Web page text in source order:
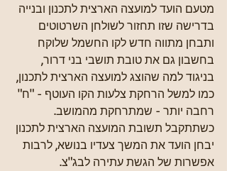
מטעם הועד למועצה הארצית לתכנון ובנייה
בדרישה שזו תחזור לשולחן השרטוטים
ותבחן מתווה חדש לקו החשמל שלוקח
בחשבון גם את טובת תושבי בני דרור,
בניגוד למה שהוצג למועצה הארצית לתכנון,
כמו למשל הרחקת צלעות הקו העוטף - "ח"
רחבה יותר - שמתרחקת מהמושב.
כשתתקבל תשובת המועצה הארצית לתכנון
יבחן הועד את המשך צעדיו בנושא, לרבות
אפשרות של הגשת עתירה לבג"צ.